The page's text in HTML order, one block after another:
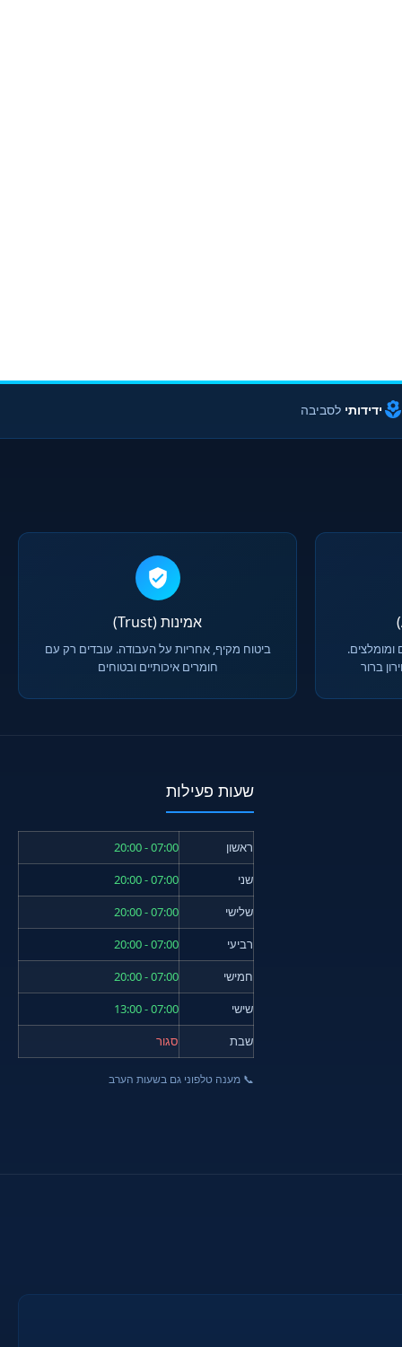
ידידותי לסביבה
ומומלצים.
ברור
אמינות (Trust)
ביטוח מקיף, אחריות על העבודה. עובדים רק עם
חומרים איכותיים ובטוחים
שעות פעילות
ראשון
07:00 - 20:00
שני
07:00 - 20:00
שלישי
07:00 - 20:00
רביעי
07:00 - 20:00
חמישי
07:00 - 20:00
שישי
07:00 - 13:00
שבת
סגור
📞 מענה טלפוני גם בשעות הערב